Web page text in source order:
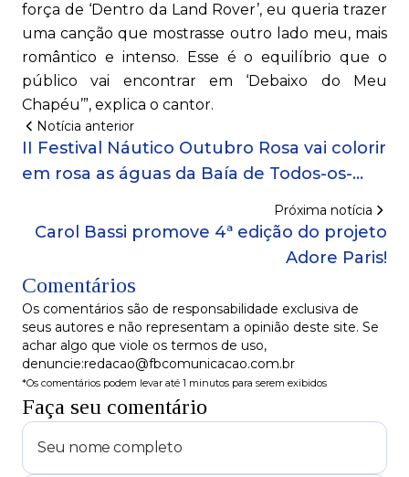
força de ‘Dentro da Land Rover’, eu queria trazer
uma canção que mostrasse outro lado meu, mais
romântico e intenso. Esse é o equilíbrio que o
público vai encontrar em ‘Debaixo do Meu
Chapéu’”, explica o cantor.
Notícia anterior
II Festival Náutico Outubro Rosa vai colorir
em rosa as águas da Baía de Todos-os-
Próxima notícia
Carol Bassi promove 4ª edição do projeto
Adore Paris!
Comentários
Os comentários são de responsabilidade exclusiva de
seus autores e não representam a opinião deste site. Se
achar algo que viole os termos de uso,
denuncie:redacao@fbcomunicacao.com.br
*Os comentários podem levar até 1 minutos para serem exibidos
Faça seu comentário